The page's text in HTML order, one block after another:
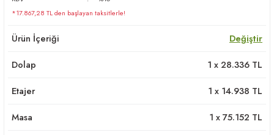
*17.867,28 TL den başlayan taksitlerle!
Ürün İçeriği Değiştir
Dolap 1 x28.336TL
Etajer 1 x 14.938 TL
Masa 1 x75.152 TL